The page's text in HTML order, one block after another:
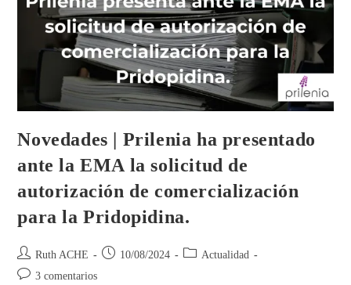
Novedades | Prilenia ha presentado
ante la EMA la solicitud de
autorización de comercialización
para la Pridopidina.
Ruth ACHE 10/08/2024
Actualidad
3 comentarios